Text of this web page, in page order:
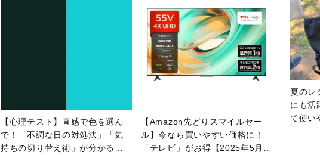
【心理テスト】直感で色を選ん
で！「不調な日の対処法」「気
持ちの切り替え術」が分かる診
【Amazon先どりスマイルセー
ル】今なら買いやすい価格に！
「テレビ」がお得【2025年5月2
夏のレ
にも活
て使い